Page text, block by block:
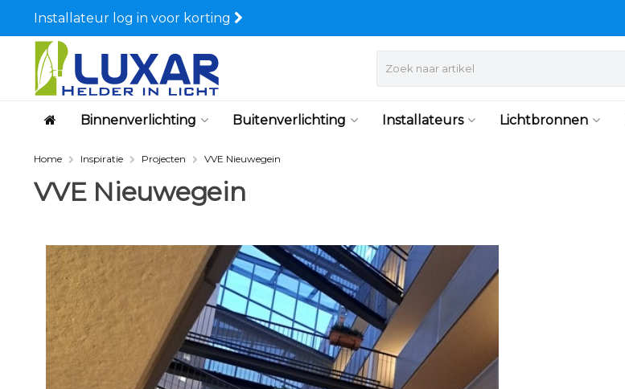
Installateur log in voor korting
Binnenverlichting Buitenverlichting Installateurs Lichtbronnen
Home Inspiratie Projecten VVE Nieuwegein
VVE Nieuwegein